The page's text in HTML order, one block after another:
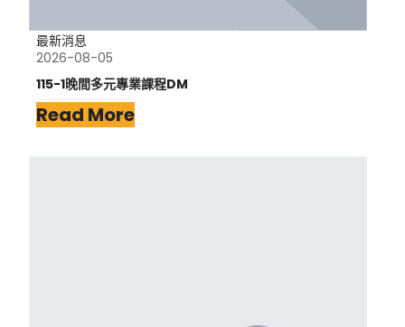
最新消息
2026-08-05
115-1晚間多元專業課程DM
Read More